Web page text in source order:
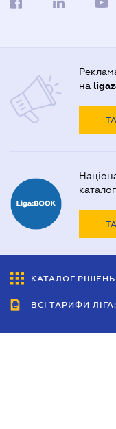
на
КАТАЛОГ РІШЕНЬ
ВСІ ТАРИФИ